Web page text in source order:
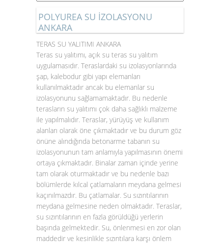
POLYUREA SU İZOLASYONU
ANKARA
TERAS SU YALITIMI ANKARA
Teras su yalıtımı, açık su teras su yalıtım
uygulamasıdır. Teraslardaki su izolasyonlarında
şap, kalebodur gibi yapı elemanları
kullanılmaktadır ancak bu elemanlar su
izolasyonunu sağlamamaktadır. Bu nedenle
terasların su yalıtımı çok daha sağlıklı malzeme
ile yapılmalıdır. Teraslar, yürüyüş ve kullanım
alanları olarak öne çıkmaktadır ve bu durum göz
önüne alındığında betonarme tabanın su
izolasyonunun tam anlamıyla yapılmasının önemi
ortaya çıkmaktadır. Binalar zaman içinde yerine
tam olarak oturmaktadır ve bu nedenle bazı
bölümlerde kılcal çatlamaların meydana gelmesi
kaçınılmazdır. Bu çatlamalar. Su sızıntılarının
meydana gelmesine neden olmaktadır. Teraslar,
su sızıntılarının en fazla görüldüğü yerlerin
başında gelmektedir. Su, önlenmesi en zor olan
maddedir ve kesinlikle sızıntılara karşı önlem